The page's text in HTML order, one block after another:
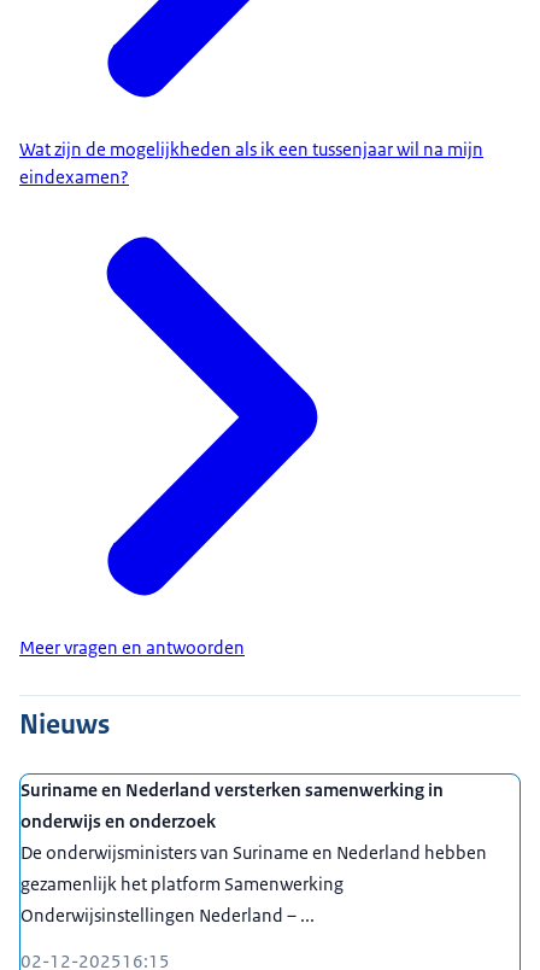
Wat zijn de mogelijkheden als ik een tussenjaar wil na mijn
eindexamen?
Meer vragen en antwoorden
Nieuws
Suriname en Nederland versterken samenwerking in
onderwijs en onderzoek
De onderwijsministers van Suriname en Nederland hebben
gezamenlijk het platform Samenwerking
Onderwijsinstellingen Nederland – ...
02-12-202516:15